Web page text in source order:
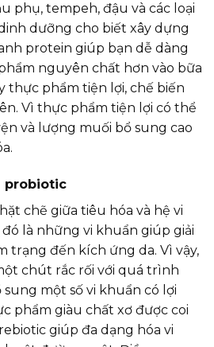
phụ, tempeh, đậu và các loại
dưỡng cho biết xây dựng
protein giúp bạn dễ dàng
nguyên chất hơn vào bữa
thực phẩm tiện lợi, chế biến
Vì thực phẩm tiện lợi có thể
và lượng muối bổ sung cao
probiotic
chẽ giữa tiêu hóa và hệ vi
là những vi khuẩn giúp giải
trạng đến kích ứng da. Vì vậy,
chút rắc rối với quá trình
một số vi khuẩn có lợi
phẩm giàu chất xơ được coi
giúp đa dạng hóa vi